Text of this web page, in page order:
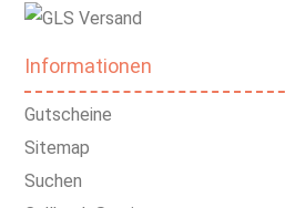
Informationen
Gutscheine
Sitemap
Suchen